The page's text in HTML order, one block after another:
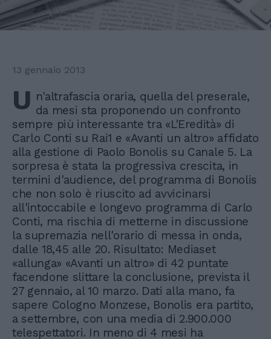
13 gennaio 2013
U n'altrafascia oraria, quella del preserale,
da mesi sta proponendo un confronto
sempre più interessante tra «L'Eredità» di
Carlo Conti su Rai1 e «Avanti un altro» affidato
alla gestione di Paolo Bonolis su Canale 5. La
sorpresa è stata la progressiva crescita, in
termini d'audience, del programma di Bonolis
che non solo è riuscito ad avvicinarsi
all'intoccabile e longevo programma di Carlo
Conti, ma rischia di metterne in discussione
la supremazia nell'orario di messa in onda,
dalle 18,45 alle 20. Risultato: Mediaset
«allunga» «Avanti un altro» di 42 puntate
facendone slittare la conclusione, prevista il
27 gennaio, al 10 marzo. Dati alla mano, fa
sapere Cologno Monzese, Bonolis era partito,
a settembre, con una media di 2.900.000
telespettatori. In meno di 4 mesi ha